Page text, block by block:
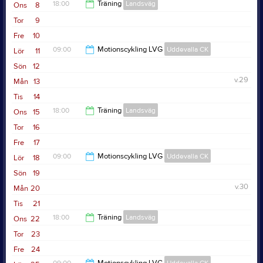
8
Ons 18:00 Träning Landsväg
9
Tor
10
Fre
11
Lör 09:00 Motionscykling LVG Uddevalla CK
12
Sön
13
Mån
v.29
14
Tis
15
Ons 18:00 Träning Landsväg
16
Tor
17
Fre
18
Lör 09:00 Motionscykling LVG Uddevalla CK
19
Sön
20
Mån
v.30
21
Tis
22
Ons 18:00 Träning Landsväg
23
Tor
24
Fre